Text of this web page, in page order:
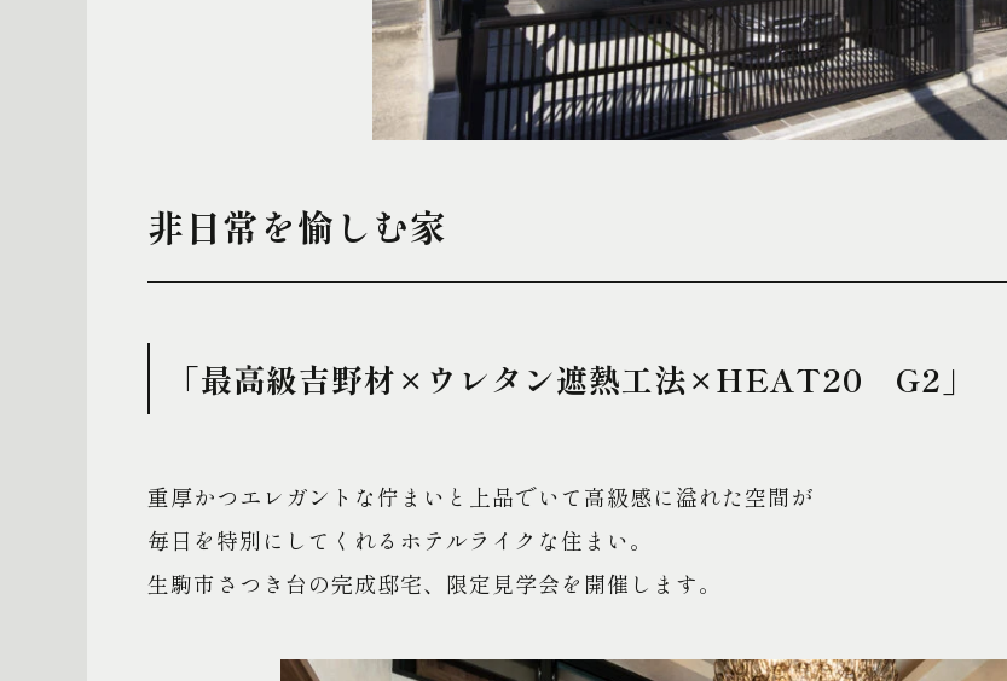
非日常を愉しむ家
「最高級吉野材×ウレタン遮熱工法×HEAT20 G2」
重厚かつエレガントな佇まいと上品でいて高級感に溢れた空間が
毎日を特別にしてくれるホテルライクな住まい。
生駒市さつき台の完成邸宅、限定見学会を開催します。